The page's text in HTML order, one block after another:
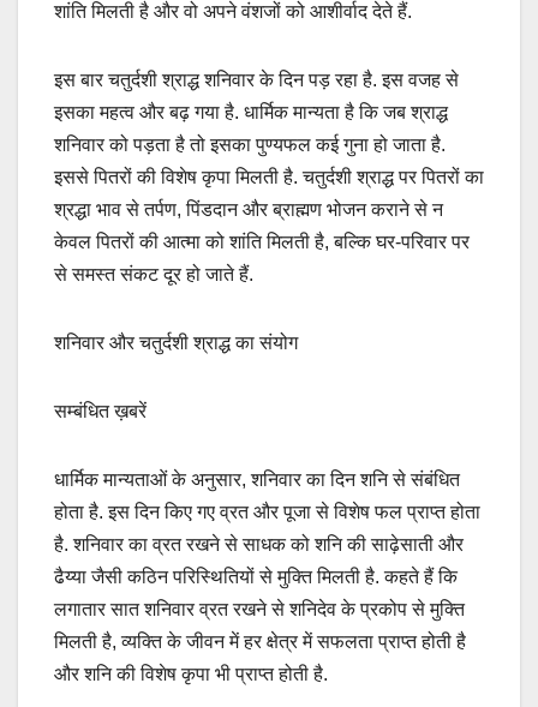
शांति मिलती है और वो अपने वंशजों को आशीर्वाद देते हैं.
इस बार चतुर्दशी श्राद्ध शनिवार के दिन पड़ रहा है. इस वजह से
इसका महत्व और बढ़ गया है. धार्मिक मान्यता है कि जब श्राद्ध
शनिवार को पड़ता है तो इसका पुण्यफल कई गुना हो जाता है.
इससे पितरों की विशेष कृपा मिलती है. चतुर्दशी श्राद्ध पर पितरों का
श्रद्धा भाव से तर्पण, पिंडदान और ब्राह्मण भोजन कराने से न
केवल पितरों की आत्मा को शांति मिलती है, बल्कि घर-परिवार पर
से समस्त संकट दूर हो जाते हैं.
शनिवार और चतुर्दशी श्राद्ध का संयोग
सम्बंधित ख़बरें
धार्मिक मान्यताओं के अनुसार, शनिवार का दिन शनि से संबंधित
होता है. इस दिन किए गए व्रत और पूजा से विशेष फल प्राप्त होता
है. शनिवार का व्रत रखने से साधक को शनि की साढ़ेसाती और
ढैय्या जैसी कठिन परिस्थितियों से मुक्ति मिलती है. कहते हैं कि
लगातार सात शनिवार व्रत रखने से शनिदेव के प्रकोप से मुक्ति
मिलती है, व्यक्ति के जीवन में हर क्षेत्र में सफलता प्राप्त होती है
और शनि की विशेष कृपा भी प्राप्त होती है.